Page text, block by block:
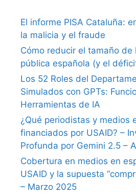
El informe PISA Cataluña:
la malicia y el fraude
Cómo reducir el tamaño de
pública española (y el
Los 52 Roles del
Simulados con GPTs:
Herramientas de IA
¿Qué periodistas y medios
financiados por USAID? –
Profunda por Gemini 2.5 –
Cobertura en medios en
USAID y la supuesta
– Marzo 2025